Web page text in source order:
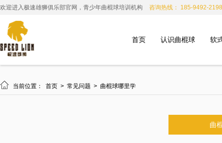
欢迎进入极速雄狮俱乐部官网，青少年曲棍球培训机构 咨询热线： 185-9492-2198
首页 认识曲棍球 软
 当前位置： 首页 > 常见问题 > 曲棍球哪里学
曲